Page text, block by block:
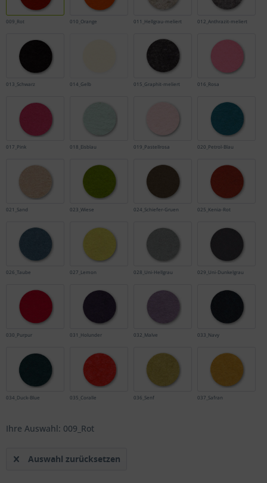
009_Rot 010_Orange 011_Hellgrau-meliert 012_Anthrazit-meliert
013_Schwarz 014_Gelb 015_Graphit-meliert 016_Rosa
017_Pink 018_Eisblau 019_Pastellrosa 020_Petrol-Blau
021_Sand 023_Wiese 024_Schiefer-Gruen 025_Kenia-Rot
026_Taube 027_Lemon 028_Uni-Hellgrau 029_Uni-Dunkelgrau
030_Purpur 031_Holunder 032_Malve 033_Navy
034_Duck-Blue 035_Coralle 036_Senf 037_Safran
Ihre Auswahl: 009_Rot
Auswahl zurücksetzen